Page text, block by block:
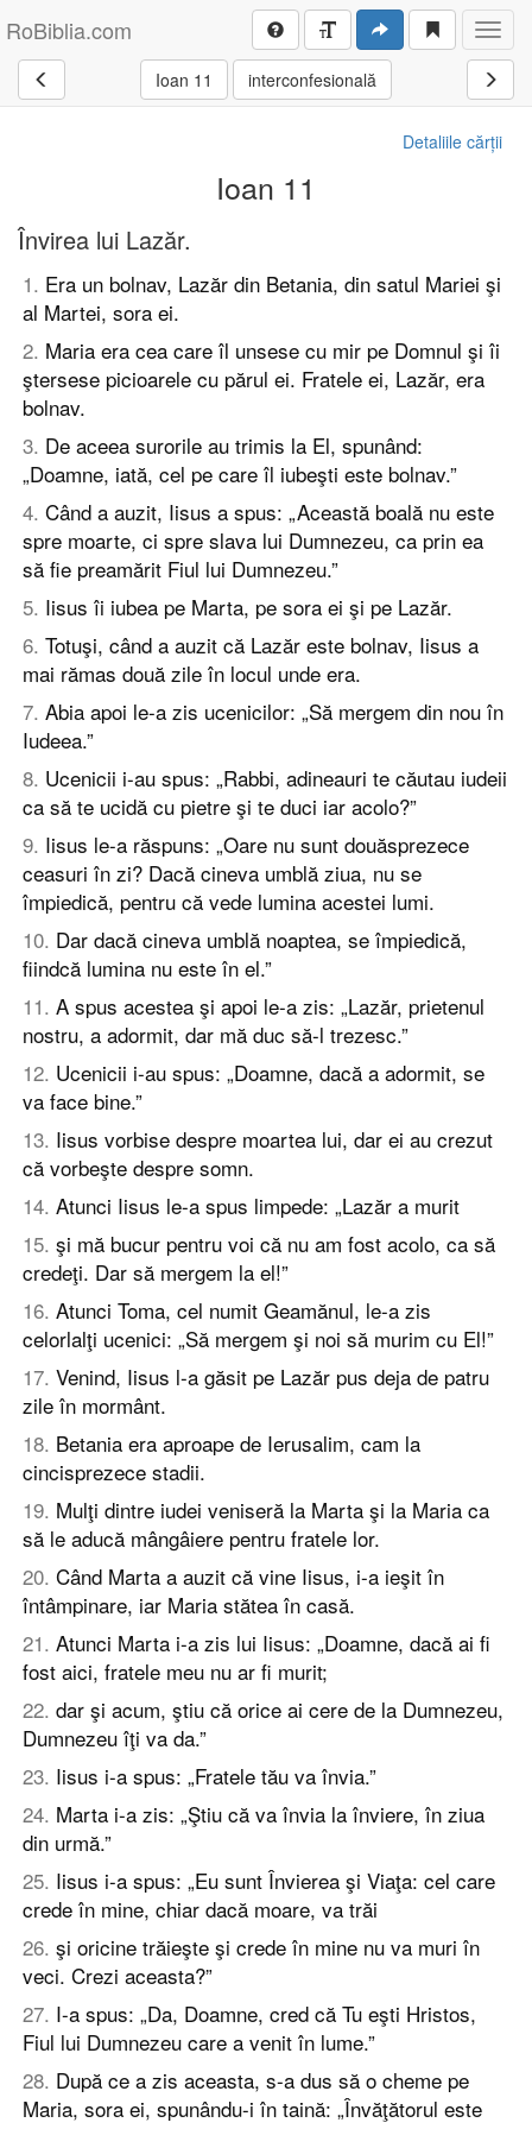
RoBiblia.com
Ioan 11 interconfesională
Detaliile cărții
Ioan 11
Învirea lui Lazăr.
1. Era un bolnav, Lazăr din Betania, din satul Mariei şi
al Martei, sora ei.
2. Maria era cea care îl unsese cu mir pe Domnul şi îi
ştersese picioarele cu părul ei. Fratele ei, Lazăr, era
bolnav.
3. De aceea surorile au trimis la El, spunând:
„Doamne, iată, cel pe care îl iubeşti este bolnav.”
4. Când a auzit, Iisus a spus: „Această boală nu este
spre moarte, ci spre slava lui Dumnezeu, ca prin ea
să fie preamărit Fiul lui Dumnezeu.”
5. Iisus îi iubea pe Marta, pe sora ei şi pe Lazăr.
6. Totuşi, când a auzit că Lazăr este bolnav, Iisus a
mai rămas două zile în locul unde era.
7. Abia apoi le-a zis ucenicilor: „Să mergem din nou în
Iudeea.”
8. Ucenicii i-au spus: „Rabbi, adineauri te căutau iudeii
ca să te ucidă cu pietre şi te duci iar acolo?”
9. Iisus le-a răspuns: „Oare nu sunt douăsprezece
ceasuri în zi? Dacă cineva umblă ziua, nu se
împiedică, pentru că vede lumina acestei lumi.
10. Dar dacă cineva umblă noaptea, se împiedică,
fiindcă lumina nu este în el.”
11. A spus acestea şi apoi le-a zis: „Lazăr, prietenul
nostru, a adormit, dar mă duc să-l trezesc.”
12. Ucenicii i-au spus: „Doamne, dacă a adormit, se
va face bine.”
13. Iisus vorbise despre moartea lui, dar ei au crezut
că vorbeşte despre somn.
14. Atunci Iisus le-a spus limpede: „Lazăr a murit
15. şi mă bucur pentru voi că nu am fost acolo, ca să
credeţi. Dar să mergem la el!”
16. Atunci Toma, cel numit Geamănul, le-a zis
celorlalţi ucenici: „Să mergem şi noi să murim cu El!”
17. Venind, Iisus l-a găsit pe Lazăr pus deja de patru
zile în mormânt.
18. Betania era aproape de Ierusalim, cam la
cincisprezece stadii.
19. Mulţi dintre iudei veniseră la Marta şi la Maria ca
să le aducă mângâiere pentru fratele lor.
20. Când Marta a auzit că vine Iisus, i-a ieşit în
întâmpinare, iar Maria stătea în casă.
21. Atunci Marta i-a zis lui Iisus: „Doamne, dacă ai fi
fost aici, fratele meu nu ar fi murit;
22. dar şi acum, ştiu că orice ai cere de la Dumnezeu,
Dumnezeu îţi va da.”
23. Iisus i-a spus: „Fratele tău va învia.”
24. Marta i-a zis: „Ştiu că va învia la înviere, în ziua
din urmă.”
25. Iisus i-a spus: „Eu sunt Învierea şi Viaţa: cel care
crede în mine, chiar dacă moare, va trăi
26. şi oricine trăieşte şi crede în mine nu va muri în
veci. Crezi aceasta?”
27. I-a spus: „Da, Doamne, cred că Tu eşti Hristos,
Fiul lui Dumnezeu care a venit în lume.”
28. După ce a zis aceasta, s-a dus să o cheme pe
Maria, sora ei, spunându-i în taină: „Învăţătorul este